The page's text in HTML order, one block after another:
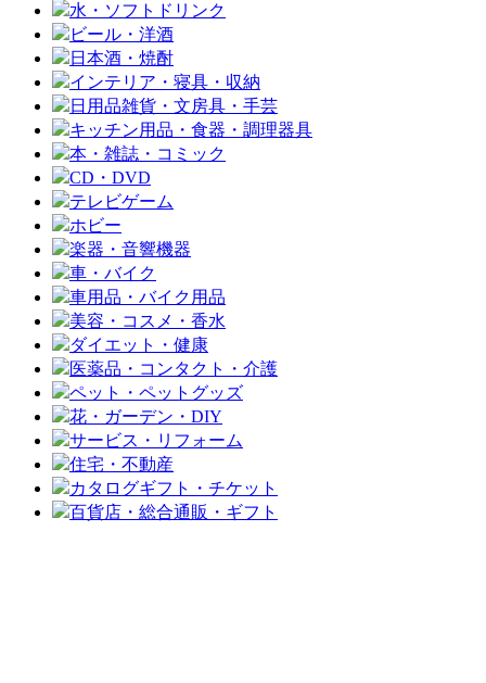
水・ソフトドリンク
ビール・洋酒
日本酒・焼酎
インテリア・寝具・収納
日用品雑貨・文房具・手芸
キッチン用品・食器・調理器具
本・雑誌・コミック
CD・DVD
テレビゲーム
ホビー
楽器・音響機器
車・バイク
車用品・バイク用品
美容・コスメ・香水
ダイエット・健康
医薬品・コンタクト・介護
ペット・ペットグッズ
花・ガーデン・DIY
サービス・リフォーム
住宅・不動産
カタログギフト・チケット
百貨店・総合通販・ギフト